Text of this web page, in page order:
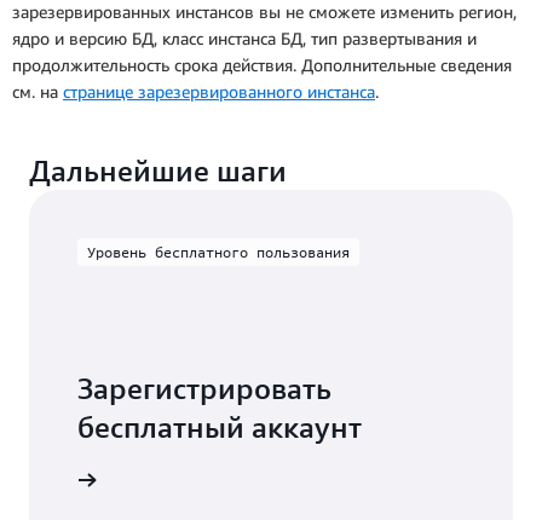
зарезервированных инстансов вы не сможете изменить регион,
ядро и версию БД, класс инстанса БД, тип развертывания и
продолжительность срока действия. Дополнительные сведения
см. на странице зарезервированного инстанса.
Дальнейшие шаги
Уровень бесплатного пользования
Зарегистрировать
бесплатный аккаунт